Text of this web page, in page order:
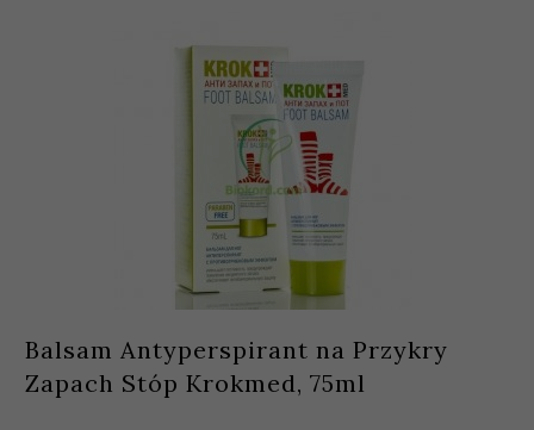
Balsam Antyperspirant na Przykry
Zapach Stóp Krokmed, 75ml